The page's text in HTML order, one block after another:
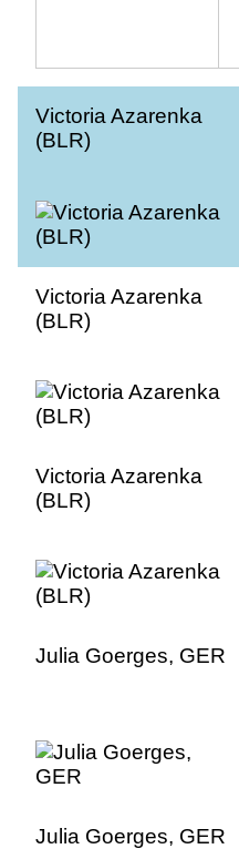
Victoria Azarenka
(BLR)
Victoria Azarenka
(BLR)
Victoria Azarenka
(BLR)
Julia Goerges, GER
Julia Goerges, GER